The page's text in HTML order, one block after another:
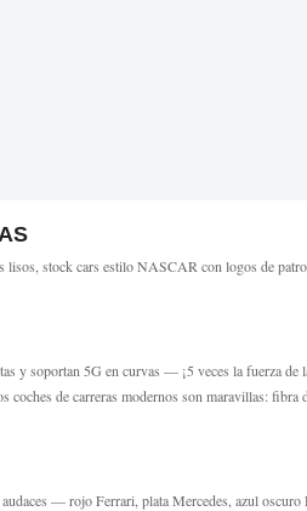
stock cars estilo NASCAR con logos de
y soportan 5G en curvas — ¡5 veces la fuerza
de carreras modernos son maravillas: fibra
— rojo Ferrari, plata Mercedes, azul